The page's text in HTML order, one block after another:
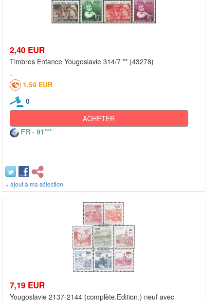
2,40 EUR
Timbres Enfance Yougoslavie 314/7 ** (43278)
1,50 EUR
0
ACHETER
FR - 91***
+ ajout à ma sélection
7,19 EUR
Yougoslavie 2137-2144 (complète.Edition.) neuf avec